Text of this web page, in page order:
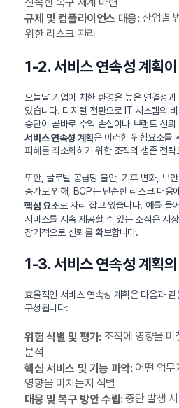
규제 및 컴플라이언스 대응:산업별
위한 리스크 관리
1-2. 서비스 연속성 계획
오늘날 기업이 처한 환경은 높은 연결성
있습니다. 디지털 전환으로 IT 시스템의
중단이 곧바로 수익 손실이나 브랜드 신
서비스 연속성 계획은 이러한 위험요소를
피해를 최소화하기 위한 조직의 생존 전략
또한, 글로벌 공급망 불안, 기후 변화, 보
증가로 인해, BCP는 단순한 리스크 대응
핵심 요소로 자리 잡고 있습니다. 예를 들
서비스를 지속 제공할 수 있는 조직은 시
장기적으로 신뢰를 확보합니다.
1-3. 서비스 연속성 계획
효율적인 서비스 연속성 계획은 다음과
구성됩니다:
위험 식별 및 평가:조직에 영향을 미
분석
핵심 서비스 및 기능 파악:어떤 업무
영향을 미치는지 식별
대응 및 복구 방안 수립:중단 발생